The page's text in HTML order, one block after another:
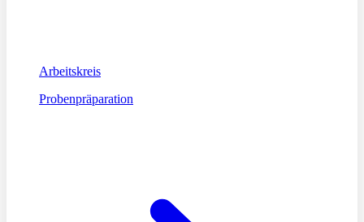
Arbeitskreis
Probenpräparation